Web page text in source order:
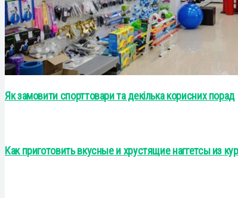
Як замовити спорттовари та декілька корисних порад
Как приготовить вкусные и хрустящие наггетсы из